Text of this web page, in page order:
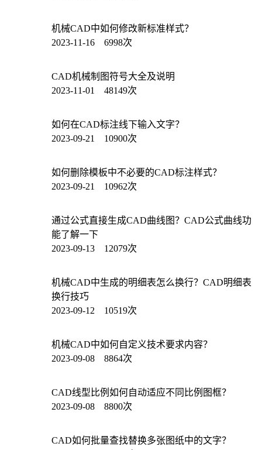
机械CAD中如何修改新标准样式？
2023-11-16 6998次
CAD机械制图符号大全及说明
2023-11-01 48149次
如何在CAD标注线下输入文字？
2023-09-21 10900次
如何删除模板中不必要的CAD标注样式？
2023-09-21 10962次
通过公式直接生成CAD曲线图？CAD公式曲线功
能了解一下
2023-09-13 12079次
机械CAD中生成的明细表怎么换行？CAD明细表
换行技巧
2023-09-12 10519次
机械CAD中如何自定义技术要求内容？
2023-09-08 8864次
CAD线型比例如何自动适应不同比例图框？
2023-09-08 8800次
CAD如何批量查找替换多张图纸中的文字？